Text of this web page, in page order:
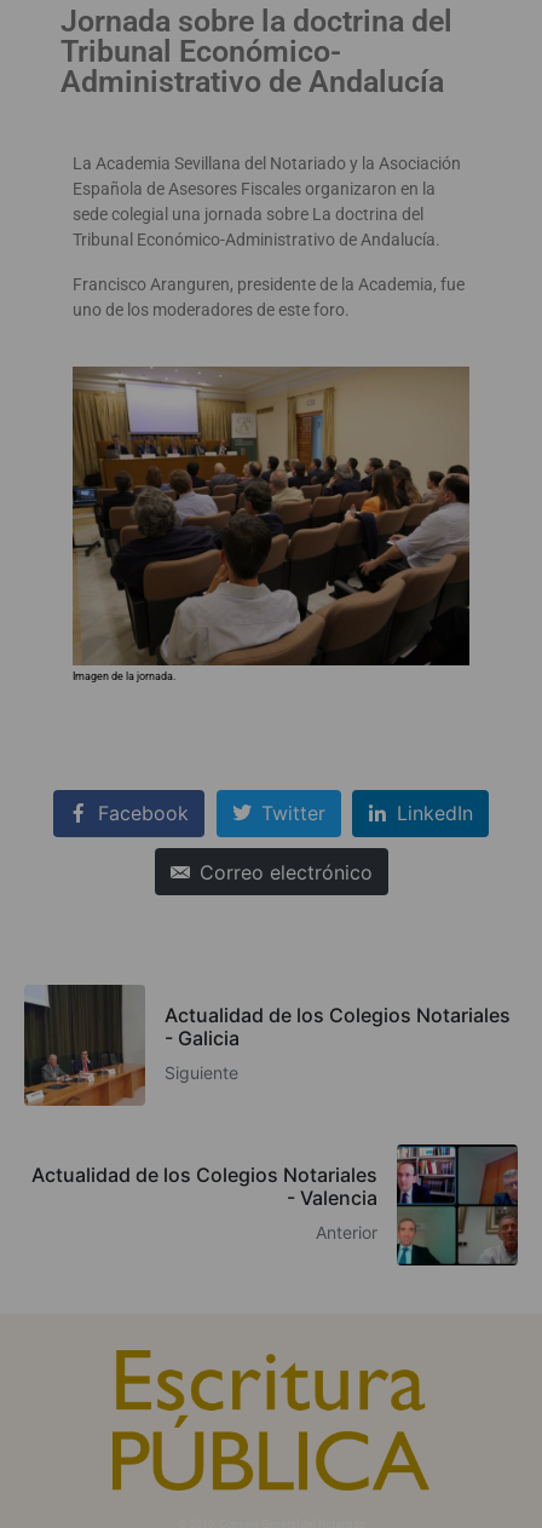
Jornada sobre la doctrina del
Tribunal Económico-
Administrativo de Andalucía
La Academia Sevillana del Notariado y la Asociación
Española de Asesores Fiscales organizaron en la
sede colegial una jornada sobre La doctrina del
Tribunal Económico-Administrativo de Andalucía.
Francisco Aranguren, presidente de la Academia, fue
uno de los moderadores de este foro.
Imagen de la jornada.
Facebook Twitter LinkedIn
Correo electrónico
Actualidad de los Colegios Notariales
- Galicia
Siguiente
Actualidad de los Colegios Notariales
- Valencia
Anterior